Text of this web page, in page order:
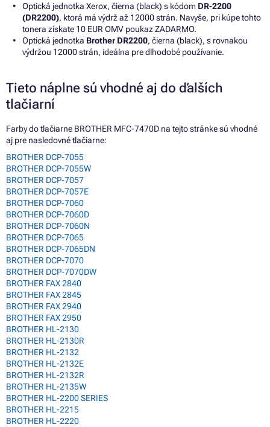
Optická jednotka Xerox, čierna (black) s kódom DR-2200
(DR2200), ktorá má výdrž až 12000 strán. Navyše, pri kúpe tohto
tonera získate 10 EUR OMV poukaz ZADARMO.
Optická jednotka Brother DR2200, čierna (black), s rovnakou
výdržou 12000 strán, ideálna pre dlhodobé používanie.
Tieto náplne sú vhodné aj do ďalších
tlačiarní
Farby do tlačiarne BROTHER MFC-7470D na tejto stránke sú vhodné
aj pre nasledovné tlačiarne:
BROTHER DCP-7055
BROTHER DCP-7055W
BROTHER DCP-7057
BROTHER DCP-7057E
BROTHER DCP-7060
BROTHER DCP-7060D
BROTHER DCP-7060N
BROTHER DCP-7065
BROTHER DCP-7065DN
BROTHER DCP-7070
BROTHER DCP-7070DW
BROTHER FAX 2840
BROTHER FAX 2845
BROTHER FAX 2940
BROTHER FAX 2950
BROTHER HL-2130
BROTHER HL-2130R
BROTHER HL-2132
BROTHER HL-2132E
BROTHER HL-2132R
BROTHER HL-2135W
BROTHER HL-2200 SERIES
BROTHER HL-2215
BROTHER HL-2220